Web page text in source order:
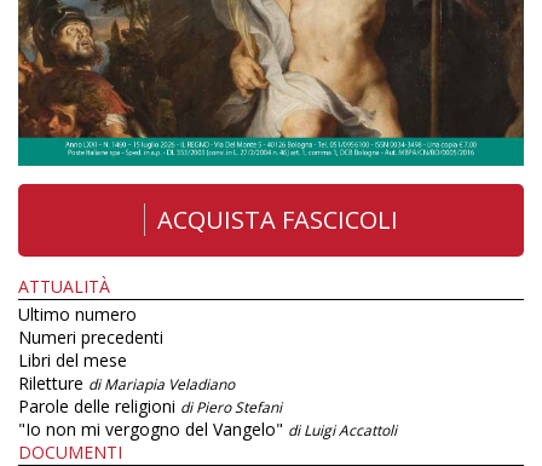
ACQUISTA FASCICOLI
ATTUALITÀ
Ultimo numero
Numeri precedenti
Libri del mese
Riletture di Mariapia Veladiano
Parole delle religioni di Piero Stefani
"Io non mi vergogno del Vangelo" di Luigi Accattoli
DOCUMENTI